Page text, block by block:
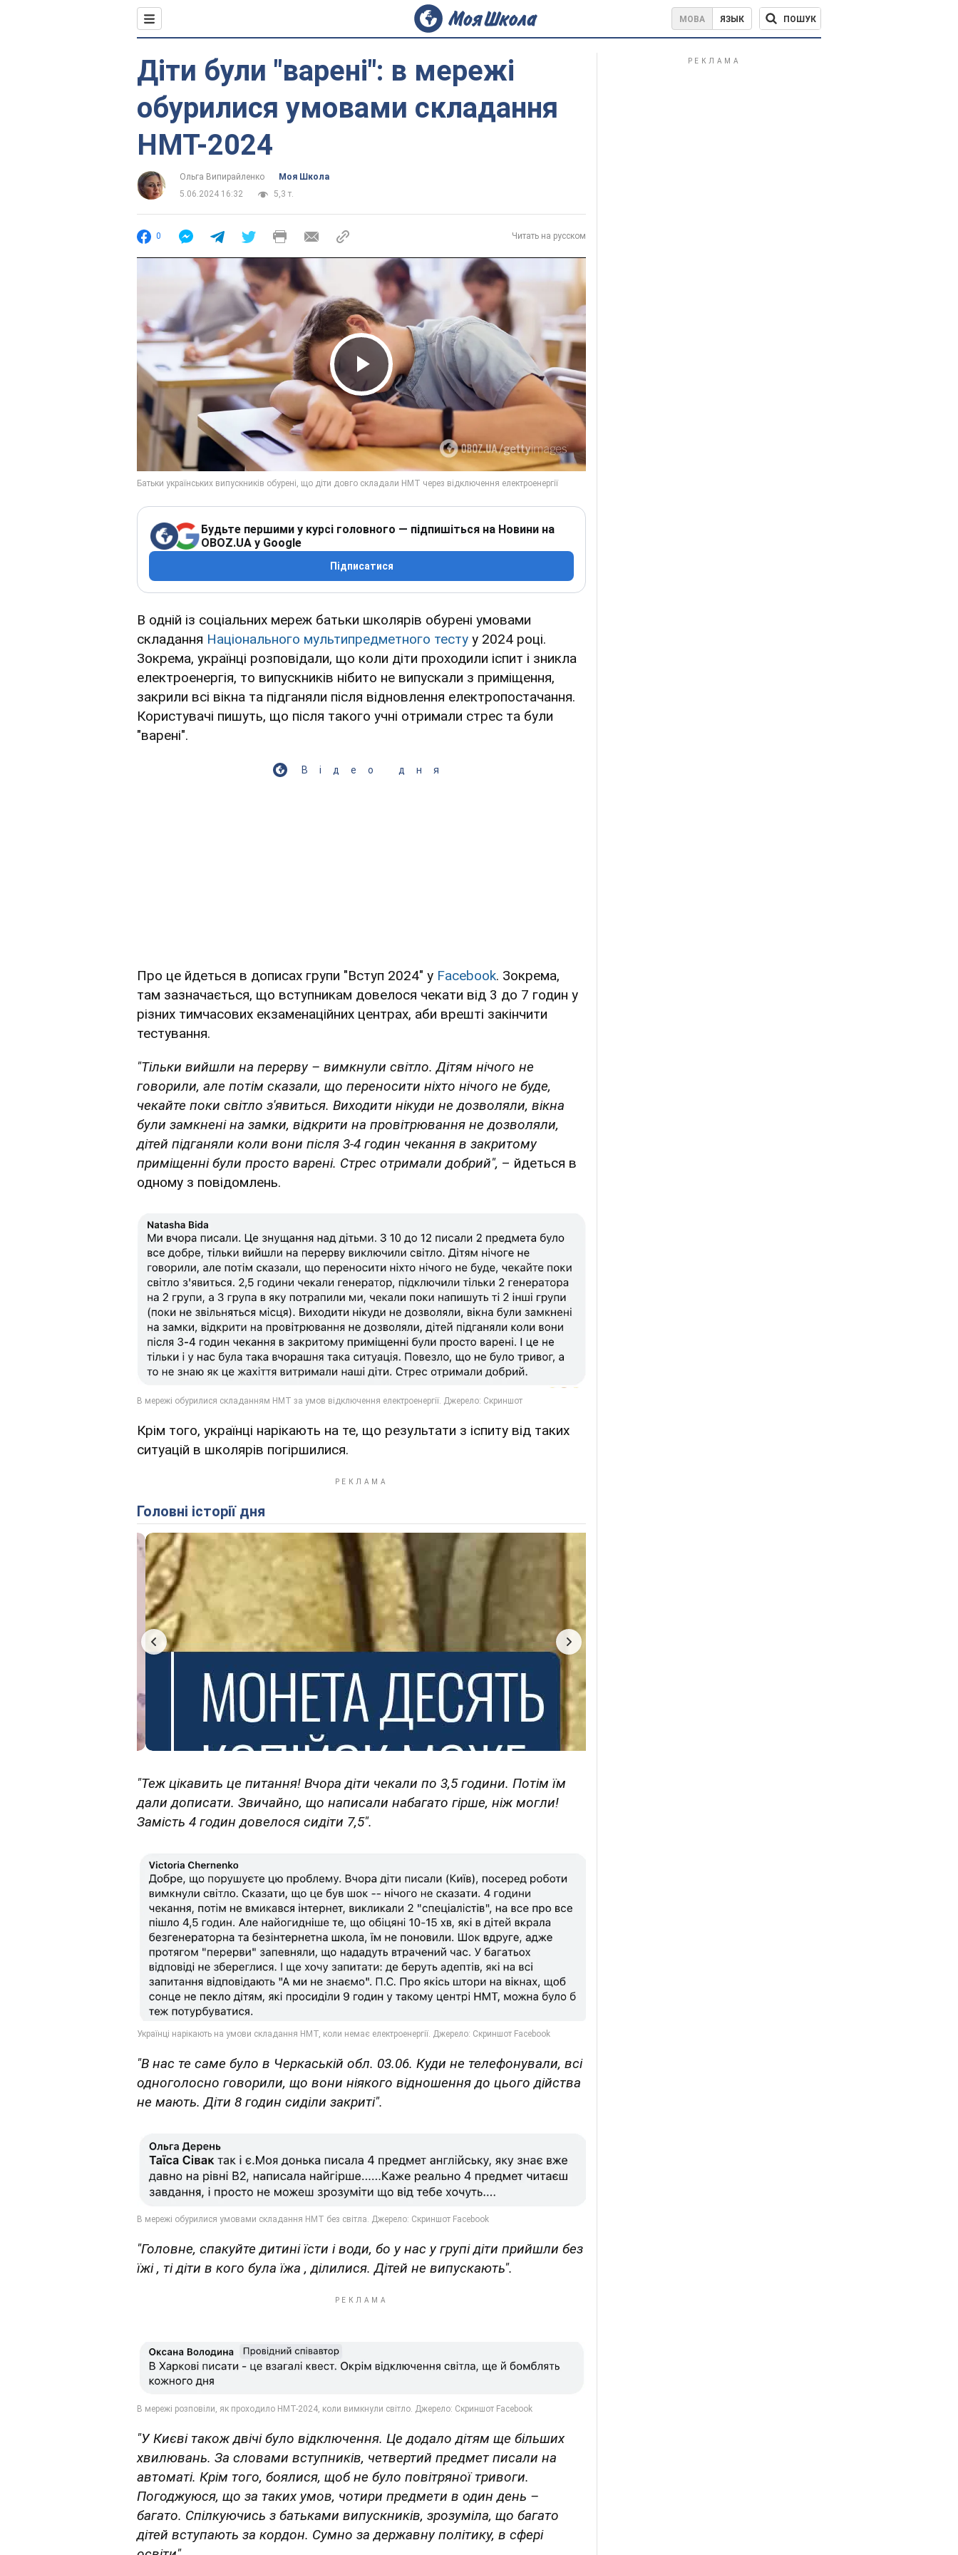
МОВА ЯЗЫК ПОШУК
Діти були "варені": в мережі
обурилися умовами складання
НМТ-2024
Ольга Випирайленко
Моя Школа
5.06.2024 16:32
5,3 т.
0 Читать на русском
Play Video
Будьте першими у курсі головного — підпишіться на Новини на
OBOZ.UA у Google
Підписатися
В одній із соціальних мереж батьки школярів обурені умовами
складання Національного мультипредметного тесту у 2024 році.
Зокрема, українці розповідали, що коли діти проходили іспит і зникла
електроенергія, то випускників нібито не випускали з приміщення,
закрили всі вікна та підганяли після відновлення електропостачання.
Користувачі пишуть, що після такого учні отримали стрес та були
"варені".
Відео дня
Про це йдеться в дописах групи "Вступ 2024" у Facebook. Зокрема,
там зазначається, що вступникам довелося чекати від 3 до 7 годин у
різних тимчасових екзаменаційних центрах, аби врешті закінчити
тестування.
"Тільки вийшли на перерву – вимкнули світло. Дітям нічого не
говорили, але потім сказали, що переносити ніхто нічого не буде,
чекайте поки світло з'явиться. Виходити нікуди не дозволяли, вікна
були замкнені на замки, відкрити на провітрювання не дозволяли,
дітей підганяли коли вони після 3-4 годин чекання в закритому
приміщенні були просто варені. Стрес отримали добрий", – йдеться в
одному з повідомлень.
Крім того, українці нарікають на те, що результати з іспиту від таких
ситуацій в школярів погіршилися.
Головні історії дня
"Теж цікавить це питання! Вчора діти чекали по 3,5 години. Потім їм
дали дописати. Звичайно, що написали набагато гірше, ніж могли!
Замість 4 годин довелося сидіти 7,5".
"В нас те саме було в Черкаській обл. 03.06. Куди не телефонували, всі
одноголосно говорили, що вони ніякого відношення до цього дійства
не мають. Діти 8 годин сиділи закриті".
"Головне, спакуйте дитині їсти і води, бо у нас у групі діти прийшли без
їжі , ті діти в кого була їжа , ділилися. Дітей не випускають".
"У Києві також двічі було відключення. Це додало дітям ще більших
хвилювань. За словами вступників, четвертий предмет писали на
автоматі. Крім того, боялися, щоб не було повітряної тривоги.
Погоджуюся, що за таких умов, чотири предмети в один день –
багато. Спілкуючись з батьками випускників, зрозуміла, що багато
дітей вступають за кордон. Сумно за державну політику, в сфері